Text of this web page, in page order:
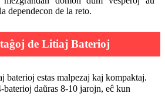
dependecon de la reto.
de Litiaj Baterioj
baterioj estas malpezaj kaj kompaktaj.
daŭras 8-10 jarojn, eĉ kun